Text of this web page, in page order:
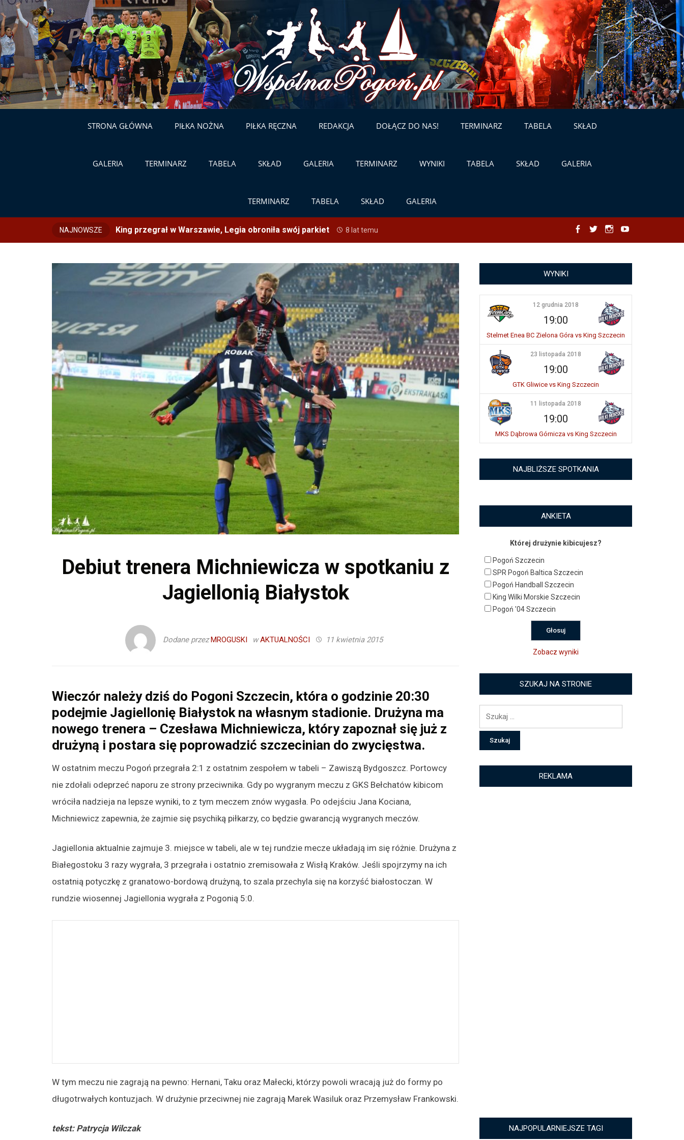
content
STRONA GŁÓWNA PIŁKA NOŻNA PIŁKA RĘCZNA REDAKCJA DOŁĄCZ DO NAS! TERMINARZ TABELA SKŁAD
GALERIA TERMINARZ TABELA SKŁAD GALERIA TERMINARZ WYNIKI TABELA SKŁAD GALERIA
TERMINARZ TABELA SKŁAD GALERIA
NAJNOWSZE King przegrał w Warszawie, Legia obroniła swój parkiet 8 lat temu
Debiut trenera Michniewicza w spotkaniu z
Jagiellonią Białystok
Dodane przez MROGUSKI wAKTUALNOŚCI 11 kwietnia 2015
Wieczór należy dziś do Pogoni Szczecin, która o godzinie 20:30
podejmie Jagiellonię Białystok na własnym stadionie. Drużyna ma
nowego trenera – Czesława Michniewicza, który zapoznał się już z
drużyną i postara się poprowadzić szczecinian do zwycięstwa.
W ostatnim meczu Pogoń przegrała 2:1 z ostatnim zespołem w tabeli – Zawiszą Bydgoszcz. Portowcy
nie zdołali odeprzeć naporu ze strony przeciwnika. Gdy po wygranym meczu z GKS Bełchatów kibicom
wróciła nadzieja na lepsze wyniki, to z tym meczem znów wygasła. Po odejściu Jana Kociana,
Michniewicz zapewnia, że zajmie się psychiką piłkarzy, co będzie gwarancją wygranych meczów.
Jagiellonia aktualnie zajmuje 3. miejsce w tabeli, ale w tej rundzie mecze układają im się różnie. Drużyna z
Białegostoku 3 razy wygrała, 3 przegrała i ostatnio zremisowała z Wisłą Kraków. Jeśli spojrzymy na ich
ostatnią potyczkę z granatowo-bordową drużyną, to szala przechyla się na korzyść białostoczan. W
rundzie wiosennej Jagiellonia wygrała z Pogonią 5:0.
W tym meczu nie zagrają na pewno: Hernani, Taku oraz Małecki, którzy powoli wracają już do formy po
długotrwałych kontuzjach. W drużynie przeciwnej nie zagrają Marek Wasiluk oraz Przemysław Frankowski.
tekst: Patrycja Wilczak
WYNIKI
12 grudnia 2018
19:00
Stelmet Enea BC Zielona Góra vs King Szczecin
23 listopada 2018
19:00
GTK Gliwice vs King Szczecin
11 listopada 2018
19:00
MKS Dąbrowa Górnicza vs King Szczecin
NAJBLIŻSZE SPOTKANIA
ANKIETA
Której drużynie kibicujesz?
Pogoń Szczecin
SPR Pogoń Baltica Szczecin
Pogoń Handball Szczecin
King Wilki Morskie Szczecin
Pogoń '04 Szczecin
Zobacz wyniki
SZUKAJ NA STRONIE
REKLAMA
NAJPOPULARNIEJSZE TAGI